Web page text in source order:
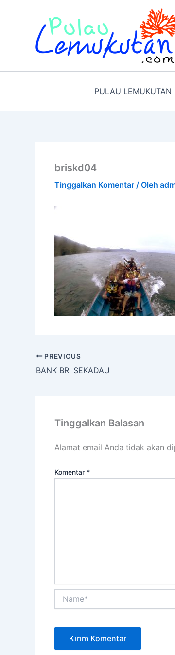
PULAU LEMUKUTAN
briskd04
Tinggalkan Komentar / Oleh
PREVIOUS
BANK BRI SEKADAU
Tinggalkan Balasan
Alamat email Anda tidak akan
Komentar *